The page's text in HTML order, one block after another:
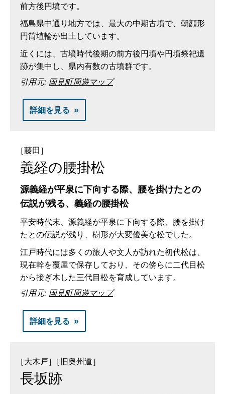
前方後円墳です。
福島県中通り地方では、最大の中期古墳で、朝顔形
円筒埴輪が出土しています。
近くには、古墳時代後期の前方後円墳や円墳祭祀遺
跡が集中し、県内有数の古墳群です。
引用元: 国見町周遊マップ
詳細を見る
［藤田］
義経の腰掛松
源義経が平泉に下向する際、腰を掛けたとの
伝説が残る、義経の腰掛松
平安時代末、源義経が平泉に下向する際、腰を掛け
たとの伝説が残り、樹形が大変優美な松でした。
江戸時代には多くの旅人や文人が訪れた初代松は、
現在幹を覆屋で保存しており、その傍らに二代目松
から接ぎ木した三代目松を育成しています。
引用元: 国見町周遊マップ
詳細を見る
［大木戸］ ［旧奥州道］
長坂跡